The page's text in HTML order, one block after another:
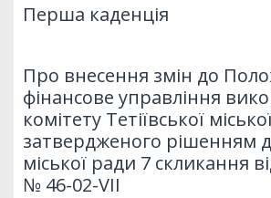
Перша каденція
Про внесення змін до
фінансове управління
комітету Тетіївської
затвердженого рішенням
міської ради 7 скликання
№ 46-02-VII